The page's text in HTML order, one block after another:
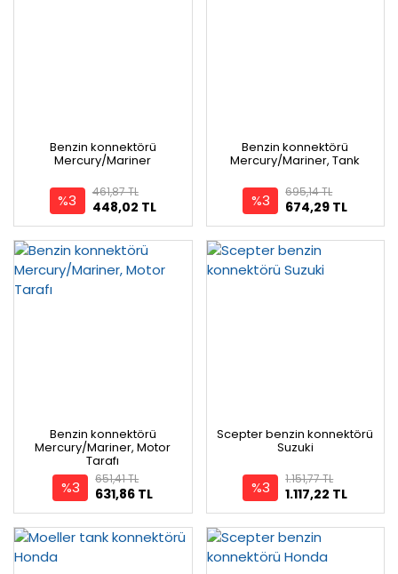
Benzin konnektörü
Mercury/Mariner
%3 448,02 TL
461,87 TL
Benzin konnektörü
Mercury/Mariner, Tank
%3 674,29 TL
695,14 TL
Benzin konnektörü
Mercury/Mariner, Motor
Tarafı
%3 631,86 TL
651,41 TL
Scepter benzin konnektörü
Suzuki
%3 1.117,22 TL
1.151,77 TL